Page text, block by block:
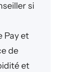
si
Pay et
de
et